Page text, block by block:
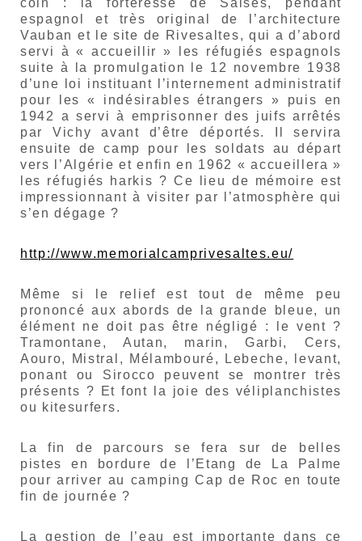
espagnol et très original de l’architecture
Vauban et le site de Rivesaltes, qui a d’abord
servi à « accueillir » les réfugiés espagnols
suite à la promulgation le 12 novembre 1938
d’une loi instituant l’internement administratif
pour les « indésirables étrangers » puis en
1942 a servi à emprisonner des juifs arrêtés
par Vichy avant d’être déportés. Il servira
ensuite de camp pour les soldats au départ
vers l’Algérie et enfin en 1962 « accueillera »
les réfugiés harkis ? Ce lieu de mémoire est
impressionnant à visiter par l’atmosphère qui
s’en dégage ?
http://www.memorialcamprivesaltes.eu/
Même si le relief est tout de même peu
prononcé aux abords de la grande bleue, un
élément ne doit pas être négligé : le vent ?
Tramontane, Autan, marin, Garbi, Cers,
Aouro, Mistral, Mélambouré, Lebeche, levant,
ponant ou Sirocco peuvent se montrer très
présents ? Et font la joie des véliplanchistes
ou kitesurfers.
La fin de parcours se fera sur de belles
pistes en bordure de l’Etang de La Palme
pour arriver au camping Cap de Roc en toute
fin de journée ?
La gestion de l’eau est importante dans ce